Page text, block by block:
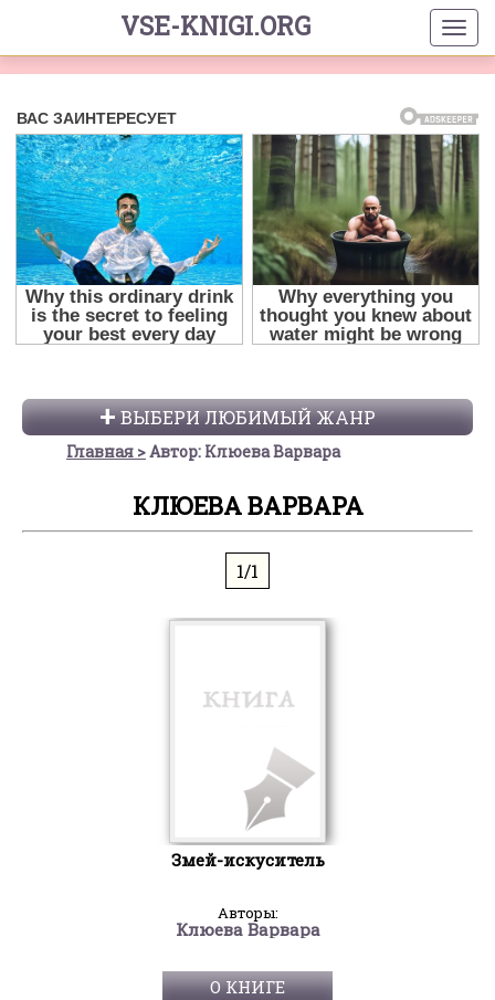
VSE-KNIGI.ORG
ВЫБЕРИ ЛЮБИМЫЙ ЖАНР
Главная Автор: Клюева Варвара
КЛЮЕВА ВАРВАРА
1/1
Змей-искуситель
Авторы:
Клюева Варвара
О КНИГЕ